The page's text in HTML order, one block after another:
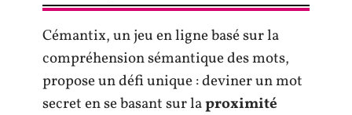
Cémantix, un jeu en ligne basé sur la
compréhension sémantique des mots,
propose un défi unique : deviner un mot
secret en se basant sur laproximité